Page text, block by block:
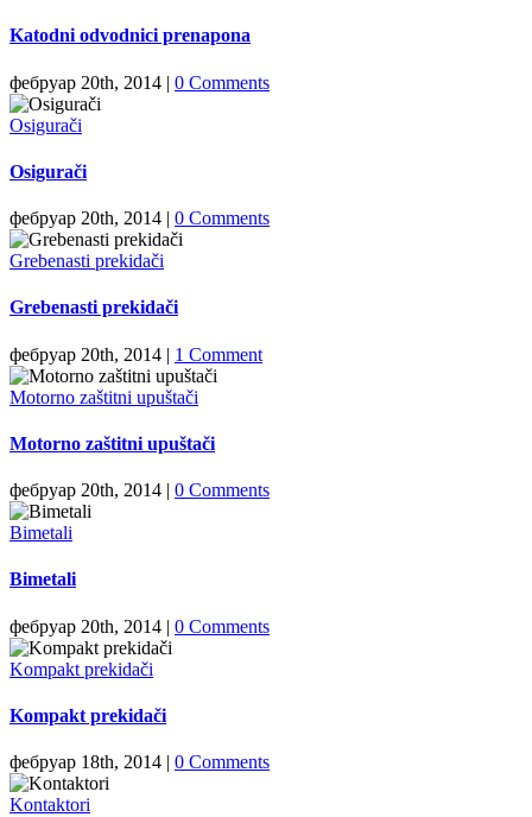
Katodni odvodnici prenapona
фебруар 20th, 2014 | 0 Comments
Osigurači
Osigurači
фебруар 20th, 2014 | 0 Comments
Grebenasti prekidači
Grebenasti prekidači
фебруар 20th, 2014 | 1 Comment
Motorno zaštitni upuštači
Motorno zaštitni upuštači
фебруар 20th, 2014 | 0 Comments
Bimetali
Bimetali
фебруар 20th, 2014 | 0 Comments
Kompakt prekidači
Kompakt prekidači
фебруар 18th, 2014 | 0 Comments
Kontaktori